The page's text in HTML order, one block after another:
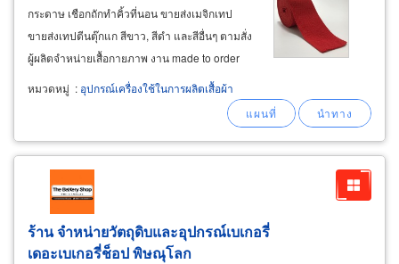
กระดาษ เชือกถักทำคิ้วที่นอน ขายส่งเมจิกเทป
ขายส่งเทปตีนตุ๊กแก สีขาว, สีดำ และสีอื่นๆ ตามสั่ง
ผู้ผลิตจำหน่ายเสื้อกายภาพ งาน made to order
เช่น สายรัดไหล่ตรง เข็มขัดแก้หลังค่อม เข็มขัดแก้
ไหล่ห่อ เข็มขัดพยุงไหล่แก้ออฟฟิศซินโดรม รับฉีด
หมวดหมู่ : อุปกรณ์เครื่องใช้ในการผลิตเสื้อผ้า
ร้าน จำหน่ายวัตถุดิบและอุปกรณ์เบเกอรี่
เดอะเบเกอรี่ช็อป พิษณุโลก